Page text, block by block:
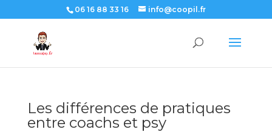
06 16 88 33 16 info@coopil.fr
Les différences de pratiques
entre coachs et psy